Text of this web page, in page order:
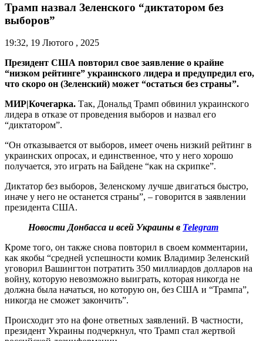
Трамп назвал Зеленского “диктатором без
выборов”
19:32, 19 Лютого , 2025
Президент США повторил свое заявление о крайне
“низком рейтинге” украинского лидера и предупредил его,
что скоро он (Зеленский) может “остаться без страны”.
МИР|Кочегарка. Так, Дональд Трамп обвинил украинского
лидера в отказе от проведения выборов и назвал его
“диктатором”.
“Он отказывается от выборов, имеет очень низкий рейтинг в
украинских опросах, и единственное, что у него хорошо
получается, это играть на Байдене “как на скрипке”.
Диктатор без выборов, Зеленскому лучше двигаться быстро,
иначе у него не останется страны”, – говорится в заявлении
президента США.
Новости Донбасса и всей Украины в Telegram
Кроме того, он также снова повторил в своем комментарии,
как якобы “средней успешности комик Владимир Зеленский
уговорил Вашингтон потратить 350 миллиардов долларов на
войну, которую невозможно выиграть, которая никогда не
должна была начаться, но которую он, без США и “Трампа”,
никогда не сможет закончить”.
Происходит это на фоне ответных заявлений. В частности,
президент Украины подчеркнул, что Трамп стал жертвой